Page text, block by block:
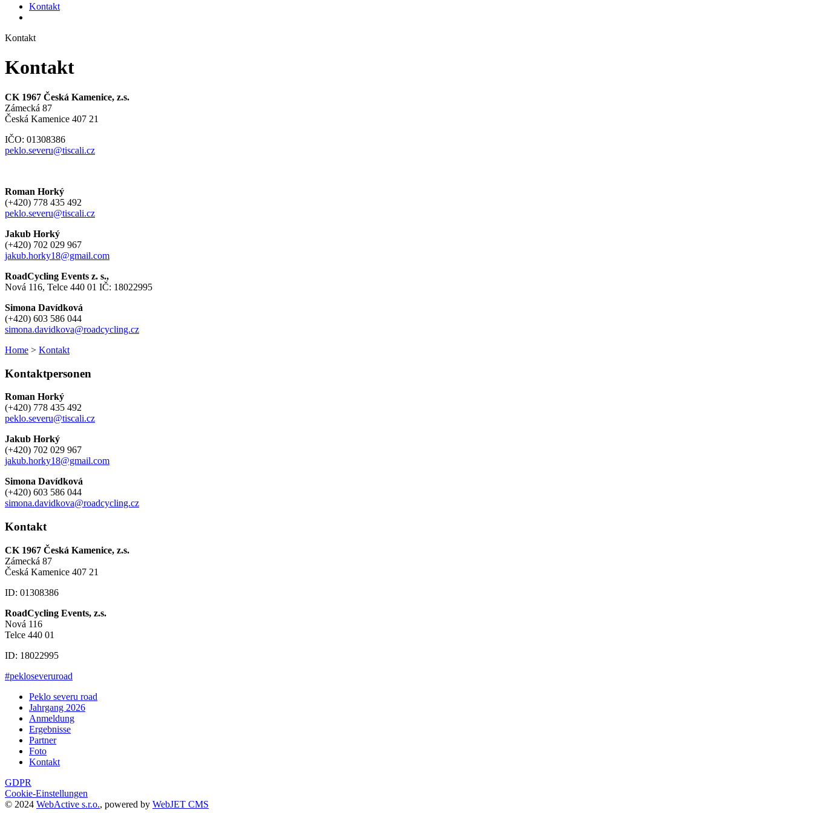
Kontakt
Kontakt
Kontakt
CK 1967 Česká Kamenice, z.s.
Zámecká 87
Česká Kamenice 407 21
IČO: 01308386
peklo.severu@tiscali.cz
Roman Horký
(+420) 778 435 492
peklo.severu@tiscali.cz
Jakub Horký
(+420) 702 029 967
jakub.horky18@gmail.com
RoadCycling Events z. s.,
Nová 116, Telce 440 01 IČ: 18022995
Simona Davídková
(+420) 603 586 044
simona.davidkova@roadcycling.cz
Home > Kontakt
Kontaktpersonen
Roman Horký
(+420) 778 435 492
peklo.severu@tiscali.cz
Jakub Horký
(+420) 702 029 967
jakub.horky18@gmail.com
Simona Davídková
(+420) 603 586 044
simona.davidkova@roadcycling.cz
Kontakt
CK 1967 Česká Kamenice, z.s.
Zámecká 87
Česká Kamenice 407 21
ID: 01308386
RoadCycling Events, z.s.
Nová 116
Telce 440 01
ID: 18022995
#pekloseveruroad
Peklo severu road
Jahrgang 2026
Anmeldung
Ergebnisse
Partner
Foto
Kontakt
GDPR
Cookie-Einstellungen
© 2024 WebActive s.r.o., powered by WebJET CMS